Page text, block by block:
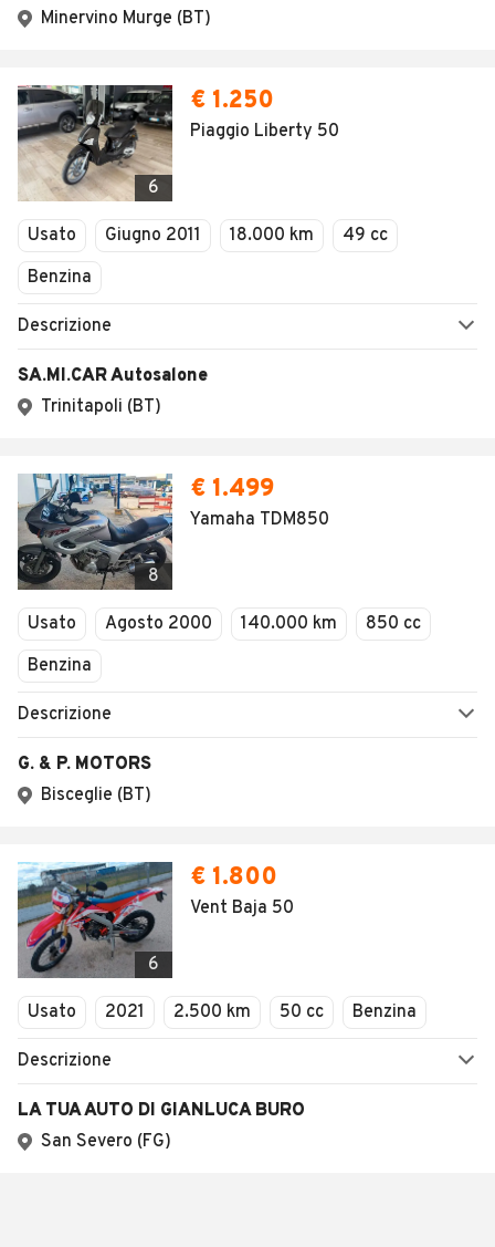
Minervino Murge (BT)
6
€ 1.250
Piaggio Liberty 50
Usato Giugno 2011 18.000 km
49 cc
Benzina
Descrizione
SA.MI.CAR Autosalone
Trinitapoli (BT)
8
€ 1.499
Yamaha TDM850
Usato Agosto 2000 140.000 km
850 cc
Benzina
Descrizione
G. & P. MOTORS
Bisceglie (BT)
6
€ 1.800
Vent Baja 50
Usato 2021 2.500 km 50 cc Benzina
Descrizione
LA TUA AUTO DI GIANLUCA BURO
San Severo (FG)